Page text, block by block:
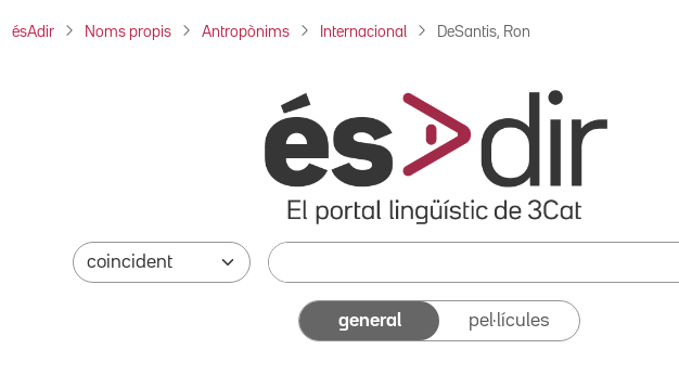
ésAdir Noms propis Antropònims Internacional DeSantis, Ron
general pel·lícules